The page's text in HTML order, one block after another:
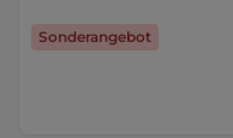
Sonderangebot